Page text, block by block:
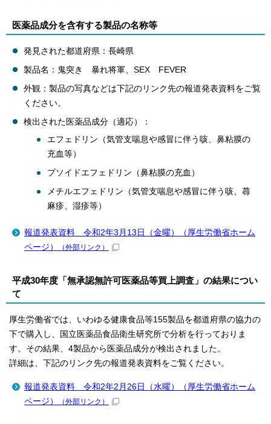
医薬品成分を含有する製品の名称等
発見された都道府県：長崎県
製品名：鬼突き 暴れ将軍、SEX FEVER
外観：製品の写真などは下記のリンク先の報道発表資料をご覧
ください。
検出された医薬品成分（適応）：
エフェドリン（気管支喘息や感冒に伴う咳、鼻粘膜の
充血等）
プソイドエフェドリン（鼻粘膜の充血）
メチルエフェドリン（気管支喘息や感冒に伴う咳、蕁
麻疹、湿疹等）
報道発表資料 令和2年3月13日（金曜）（厚生労働省ホーム
ページ）
（外部リンク）
平成30年度「無承認無許可医薬品等買上調査」の結果につい
て
厚生労働省では、いわゆる健康食品等155製品を都道府県の協力の
下で購入し、国立医薬品食品衛生研究所で分析を行っておりま
す。その結果、4製品から医薬品成分が検出されました。
詳細は、下記のリンク先の報道発表資料をご覧ください。
報道発表資料 令和2年2月26日（水曜）（厚生労働省ホーム
ページ）
（外部リンク）